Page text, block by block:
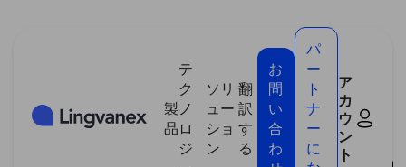
製
品
テ
ク
ノ
ロ
ジ
ソリ
ュー
ショ
ン
翻
訳
す
る
お
問
い
合
わ
パ
ー
ト
ナ
ー
に
ア
カ
ウ
ン
ト
> API Lingvanex Translationの利用規約